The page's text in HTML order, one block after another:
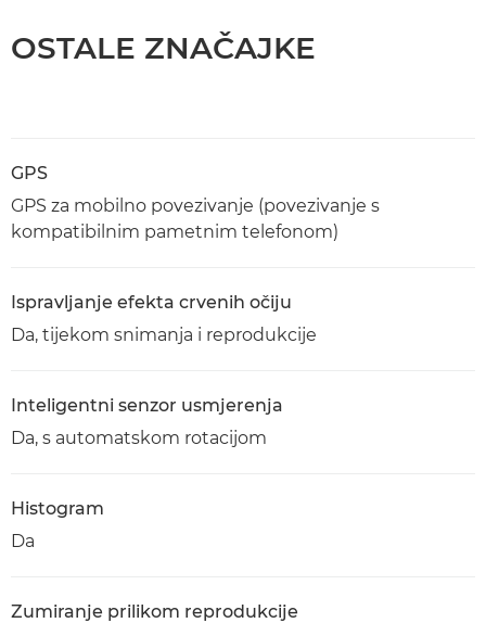
OSTALE ZNAČAJKE
GPS
GPS za mobilno povezivanje (povezivanje s
kompatibilnim pametnim telefonom)
Ispravljanje efekta crvenih očiju
Da, tijekom snimanja i reprodukcije
Inteligentni senzor usmjerenja
Da, s automatskom rotacijom
Histogram
Da
Zumiranje prilikom reprodukcije